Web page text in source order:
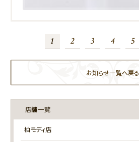
1 2 3 4 5
お知らせ一覧へ戻る
店舗一覧
柏モディ店